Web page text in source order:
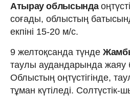
Атырау облысында
соғады, облыстың
екпіні 15-20 м/с.
9 желтоқсанда түнде
таулы аудандарында жаяу
Облыстың оңтүстігінде,
тұман күтіледі.